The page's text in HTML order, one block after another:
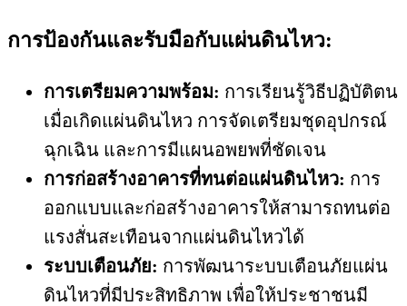
การป้องกันและรับมือกับแผ่นดินไหว:
การเตรียมความพร้อม: การเรียนรู้วิธีปฏิบัติตน
เมื่อเกิดแผ่นดินไหว การจัดเตรียมชุดอุปกรณ์
ฉุกเฉิน และการมีแผนอพยพที่ชัดเจน
การก่อสร้างอาคารที่ทนต่อแผ่นดินไหว: การ
ออกแบบและก่อสร้างอาคารให้สามารถทนต่อ
แรงสั่นสะเทือนจากแผ่นดินไหวได้
ระบบเตือนภัย: การพัฒนาระบบเตือนภัยแผ่น
ดินไหวที่มีประสิทธิภาพ เพื่อให้ประชาชนมี